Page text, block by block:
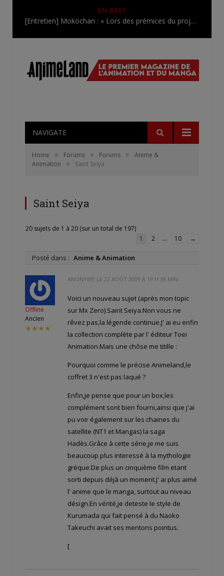
EN BREF
[Entretien] Mokochan : « Lors des prémices du projet, il était déjà demandé de suivre au mieux le manga originel.»
NAVIGATE
Home » Forums » Forums »
Anime &
Animation
» Saint Seiya
Saint Seiya
20 sujets de 1 à 20 (sur un total de 197)
1
2 … 10 →
Posté dans : Anime & Animation
Offline
Ancien
★★★★
ANONYME LE 22 AOÛT 2009 À 19 H 38 MIN
Voici un nouveau sujet (après mon topic
sur Mx Zero).Saint Seiya.Non vous ne
rêvez pas,la légende continue.J' ai eu enfin
la collection complète par l' éditeur Toei
Animation.Mais une chôse me titille :
Pourquoi comme le précise Animeland,le
coffret 3 n'est pas laqué ?
Enfin,je pense que pour un box,les
complément sont bien fourni,ainsi que j'ai
pu voir également sur les chaines du
satellite (NT1 et Mangas) la saga
Hadès.Grâce à cette série,je me suis
beaucoup plus interessé à la mythologie
grèque.De plus un cinquième film etant
sorti depuis déjà un moment.J' ai plus aimé
l' anime que le manga, surtout au niveau
désign.En vérité,je deteste le style de
Kurumada qui fait pensé à du Naoko
Takeuchi avait ses mentons pointus.
[